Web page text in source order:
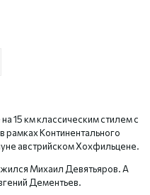
15 км классическим стилем с
рамках Континентального
австрийском Хохфильцене.
Михаил Девятьяров. А
Дементьев.